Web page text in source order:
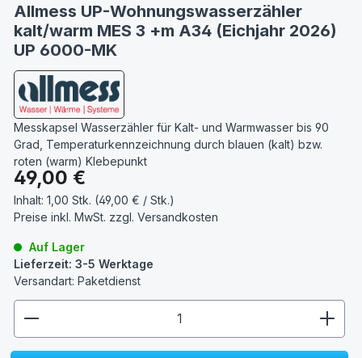
Allmess UP-Wohnungswasserzähler
kalt/warm MES 3 +m A34 (Eichjahr 2026)
UP 6000-MK
Messkapsel Wasserzähler für Kalt- und Warmwasser bis 90
Grad, Temperaturkennzeichnung durch blauen (kalt) bzw.
roten (warm) Klebepunkt
Regulärer Preis:
49,00 €
Inhalt: 1,00 Stk. (49,00 € / Stk.)
Preise inkl. MwSt. zzgl. Versandkosten
Auf Lager
Lieferzeit: 3-5 Werktage
Versandart: Paketdienst